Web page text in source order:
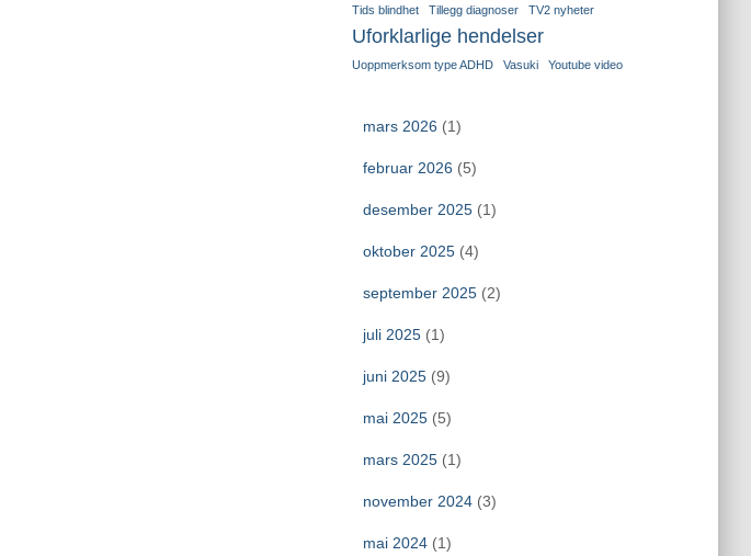
Tids blindhet
Tillegg diagnoser TV2 nyheter
Uforklarlige hendelser
Uoppmerksom type ADHD Vasuki Youtube video
mars 2026 (1)
februar 2026 (5)
desember 2025(1)
oktober 2025(4)
september 2025(2)
juli 2025(1)
juni 2025(9)
mai 2025(5)
mars 2025(1)
november 2024(3)
mai 2024(1)